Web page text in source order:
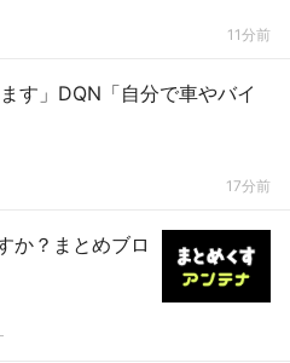
11分前
す」DQN「自分で車やバイ
17分前
か？まとめブロ